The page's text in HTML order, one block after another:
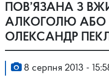
ПОВ’ЯЗАНА З
АЛКОГОЛЮ АБО
ОЛЕКСАНДР
8 серпня 2013 -